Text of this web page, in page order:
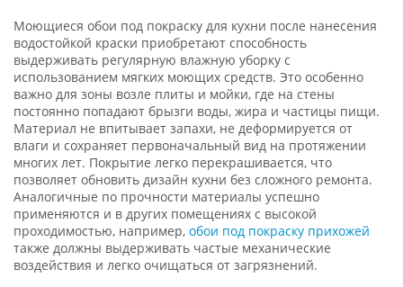
Моющиеся обои под покраску для кухни после нанесения
водостойкой краски приобретают способность
выдерживать регулярную влажную уборку с
использованием мягких моющих средств. Это особенно
важно для зоны возле плиты и мойки, где на стены
постоянно попадают брызги воды, жира и частицы пищи.
Материал не впитывает запахи, не деформируется от
влаги и сохраняет первоначальный вид на протяжении
многих лет. Покрытие легко перекрашивается, что
позволяет обновить дизайн кухни без сложного ремонта.
Аналогичные по прочности материалы успешно
применяются и в других помещениях с высокой
проходимостью, например, обои под покраску прихожей
также должны выдерживать частые механические
воздействия и легко очищаться от загрязнений.